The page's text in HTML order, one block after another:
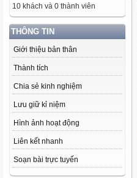
10 khách và 0 thành viên
THÔNG TIN
Giới thiệu bản thân
Thành tích
Chia sẻ kinh nghiệm
Lưu giữ kỉ niệm
Hình ảnh hoạt động
Liên kết nhanh
Soạn bài trực tuyến